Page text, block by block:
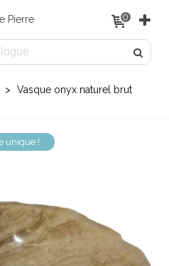
0
>
Vasque onyx naturel brut
unique !